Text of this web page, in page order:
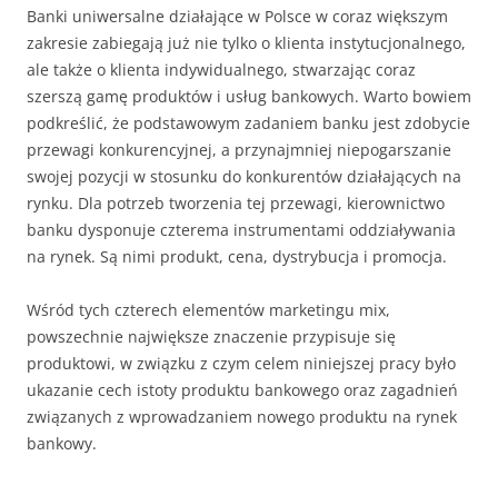
Banki uniwersalne działające w Polsce w coraz większym
zakresie zabiegają już nie tylko o klienta instytucjonalnego,
ale także o klienta indywidualnego, stwarzając coraz
szerszą gamę produktów i usług bankowych. Warto bowiem
podkreślić, że podstawowym zadaniem banku jest zdobycie
przewagi konkurencyjnej, a przynajmniej niepogarszanie
swojej pozycji w stosunku do konkurentów działających na
rynku. Dla potrzeb tworzenia tej przewagi, kierownictwo
banku dysponuje czterema instrumentami oddziaływania
na rynek. Są nimi produkt, cena, dystrybucja i promocja.
Wśród tych czterech elementów marketingu mix,
powszechnie największe znaczenie przypisuje się
produktowi, w związku z czym celem niniejszej pracy było
ukazanie cech istoty produktu bankowego oraz zagadnień
związanych z wprowadzaniem nowego produktu na rynek
bankowy.